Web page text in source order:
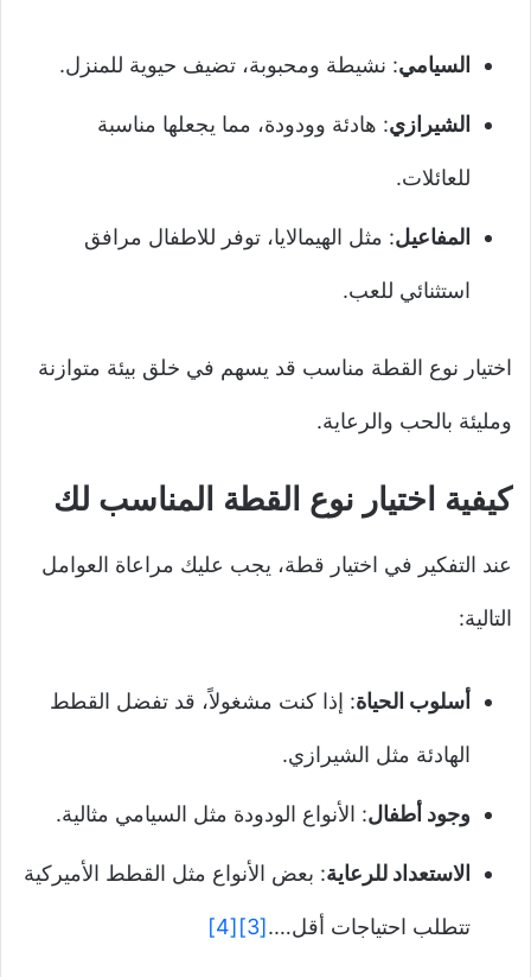
السيامي: نشيطة ومحبوبة، تضيف حيوية للمنزل.
الشيرازي: هادئة وودودة، مما يجعلها مناسبة
للعائلات.
المفاعيل: مثل الهيمالايا، توفر للاطفال مرافق
استثنائي للعب.
اختيار نوع القطة مناسب قد يسهم في خلق بيئة متوازنة
ومليئة بالحب والرعاية.
كيفية اختيار نوع القطة المناسب لك
عند التفكير في اختيار قطة، يجب عليك مراعاة العوامل
التالية:
أسلوب الحياة: إذا كنت مشغولاً، قد تفضل القطط
الهادئة مثل الشيرازي.
وجود أطفال: الأنواع الودودة مثل السيامي مثالية.
الاستعداد للرعاية: بعض الأنواع مثل القطط الأميركية
تتطلب احتياجات أقل….[3]
[4]